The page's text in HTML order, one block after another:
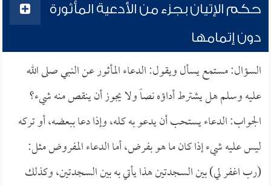
حكم الإتيان بجزء من الأدعية المأثورة
دون إتمامها
السؤال: مستمع يسأل ويقول: الدعاء المأثور عن النبي صلى الله
عليه وسلم هل يشترط أداؤه نصاً ولا يجوز أن ينقص منه شيء؟
الجواب: الدعاء يستحب أن يدعو به كله، وإذا دعا ببعضه، أو تركه
ليس عليه شيء إذا كان ما هو بفرض، أما الدعاء المفروض مثل:
(رب اغفر لي) بين السجدتين هذا يأتي به بين السجدتين، وكذلك